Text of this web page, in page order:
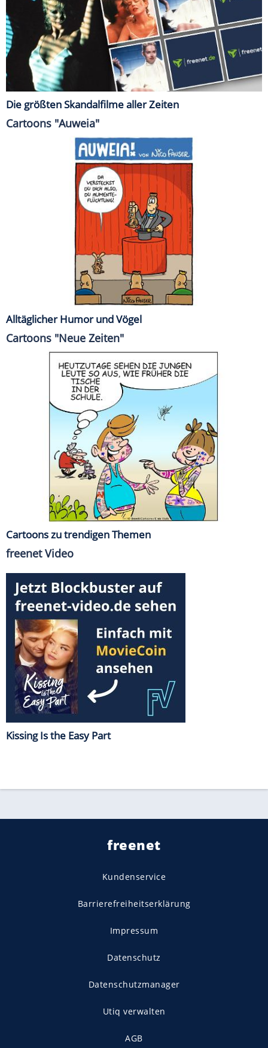
Die größten Skandalfilme aller Zeiten
Cartoons "Auweia"
Alltäglicher Humor und Vögel
Cartoons "Neue Zeiten"
Cartoons zu trendigen Themen
freenet Video
Kissing Is the Easy Part
freenet
Kundenservice
Barrierefreiheitserklärung
Impressum
Datenschutz
Datenschutzmanager
Utiq verwalten
AGB